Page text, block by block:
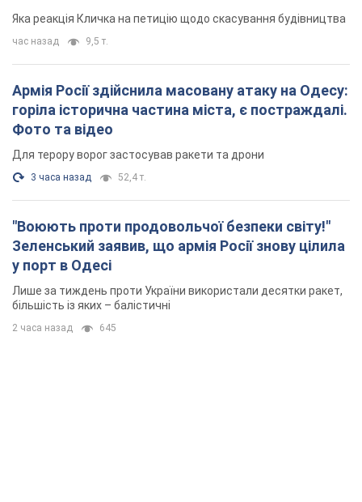
"московського вірянина"
Яка реакція Кличка на петицію щодо скасування будівництва
час назад 9,5 т.
Армія Росії здійснила масовану атаку на Одесу:
горіла історична частина міста, є постраждалі.
Фото та відео
Для терору ворог застосував ракети та дрони
3 часа назад 52,4 т.
"Воюють проти продовольчої безпеки світу!"
Зеленський заявив, що армія Росії знову цілила
у порт в Одесі
Лише за тиждень проти України використали десятки ракет,
більшість із яких – балістичні
2 часа назад 645